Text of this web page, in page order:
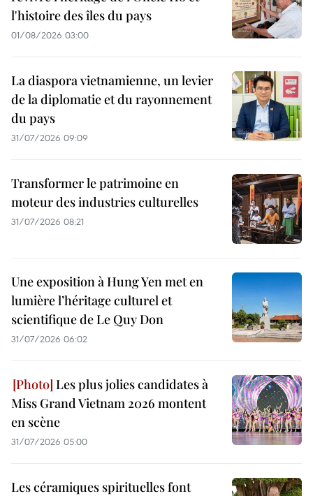
l'histoire des îles du pays
01/08/2026 03:00
La diaspora vietnamienne, un levier
de la diplomatie et du rayonnement
du pays
31/07/2026 09:09
Transformer le patrimoine en
moteur des industries culturelles
31/07/2026 08:21
Une exposition à Hung Yen met en
lumière l’héritage culturel et
scientifique de Le Quy Don
31/07/2026 06:02
Les plus jolies candidates à
Miss Grand Vietnam 2026 montent
en scène
31/07/2026 05:00
Les céramiques spirituelles font